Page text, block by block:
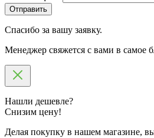
Спасибо за вашу заявку.
Менеджер свяжется с вами в самое
Нашли дешевле?
Снизим цену!
Делая покупку в нашем магазине,